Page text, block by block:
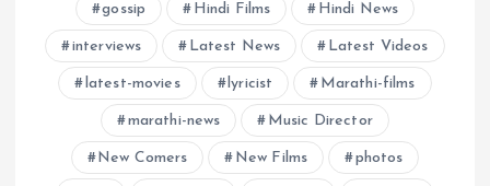
gossip Hindi Films Hindi News
interviews Latest News Latest Videos
latest-movies lyricist Marathi-films
marathi-news Music Director
New Comers New Films photos